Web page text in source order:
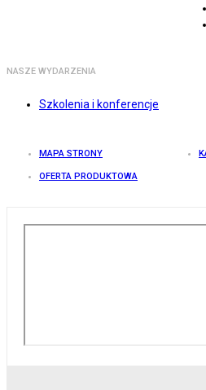
NASZE WYDARZENIA
Szkolenia i konferencje
MAPA STRONY
OFERTA PRODUKTOWA